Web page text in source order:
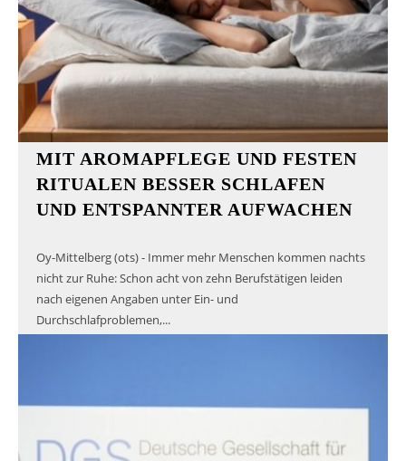
MIT AROMAPFLEGE UND FESTEN
RITUALEN BESSER SCHLAFEN
UND ENTSPANNTER AUFWACHEN
Oy-Mittelberg (ots) - Immer mehr Menschen kommen nachts
nicht zur Ruhe: Schon acht von zehn Berufstätigen leiden
nach eigenen Angaben unter Ein- und
Durchschlafproblemen,...